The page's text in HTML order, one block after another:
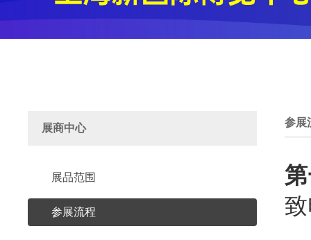
展商中心
展品范围
参展流程
参展